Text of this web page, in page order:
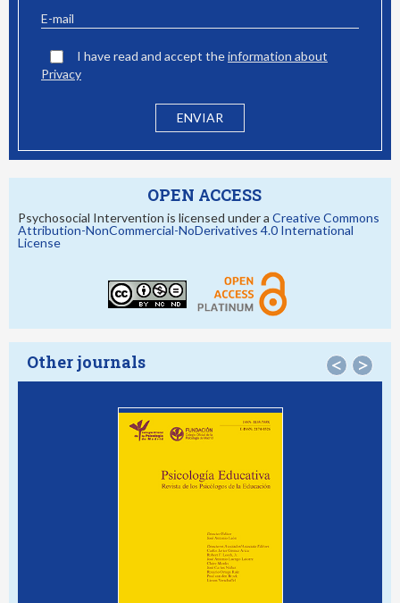
I have read and accept theinformation about
Privacy
OPEN ACCESS
Psychosocial Intervention is licensed under a Creative Commons
Attribution-NonCommercial-NoDerivatives 4.0 International
License
Other journals < >